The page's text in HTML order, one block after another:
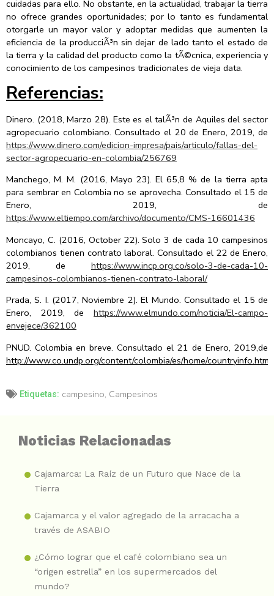
cuidadas para ello. No obstante, en la actualidad, trabajar la tierra
no ofrece grandes oportunidades; por lo tanto es fundamental
otorgarle un mayor valor y adoptar medidas que aumenten la
eficiencia de la producciÃ³n sin dejar de lado tanto el estado de
la tierra y la calidad del producto como la tÃ©cnica, experiencia y
conocimiento de los campesinos tradicionales de vieja data.
Referencias:
Dinero. (2018, Marzo 28). Este es el talÃ³n de Aquiles del sector
agropecuario colombiano. Consultado el 20 de Enero, 2019, de
https://www.dinero.com/edicion-impresa/pais/articulo/fallas-del-
sector-agropecuario-en-colombia/256769
Manchego, M. M. (2016, Mayo 23). El 65,8 % de la tierra apta
para sembrar en Colombia no se aprovecha. Consultado el 15 de
Enero, 2019, de
https://www.eltiempo.com/archivo/documento/CMS-16601436
Moncayo, C. (2016, October 22). Solo 3 de cada 10 campesinos
colombianos tienen contrato laboral. Consultado el 22 de Enero,
2019, de https://www.incp.org.co/solo-3-de-cada-10-
campesinos-colombianos-tienen-contrato-laboral/
Prada, S. I. (2017, Noviembre 2). El Mundo. Consultado el 15 de
Enero, 2019, de https://www.elmundo.com/noticia/El-campo-
envejece/362100
PNUD. Colombia en breve. Consultado el 21 de Enero, 2019,de
http://www.co.undp.org/content/colombia/es/home/countryinfo.html
Etiquetas: campesino, Campesinos
Noticias Relacionadas
Cajamarca: La Raíz de un Futuro que Nace de la
Tierra
Cajamarca y el valor agregado de la arracacha a
través de ASABIO
¿Cómo lograr que el café colombiano sea un
“origen estrella” en los supermercados del
mundo?